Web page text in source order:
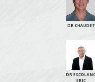
DR CHAUDET
DR
ERIC